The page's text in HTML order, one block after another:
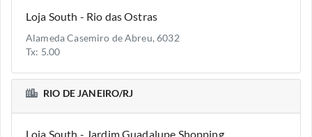
Loja South - Rio das Ostras
Alameda Casemiro de Abreu, 6032
Tx: 5.00
RIO DE JANEIRO/RJ
Loja South - Jardim Guadalupe Shopping